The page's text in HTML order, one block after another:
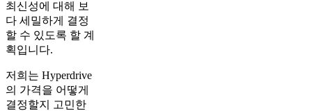
최신성에 대해 보
다 세밀하게 결정
할 수 있도록 할 계
획입니다.
저희는 Hyperdrive
의 가격을 어떻게
결정할지 고민한